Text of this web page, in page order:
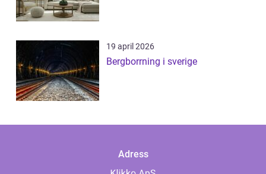
19 april 2026
Bergborrning i sverige
Adress